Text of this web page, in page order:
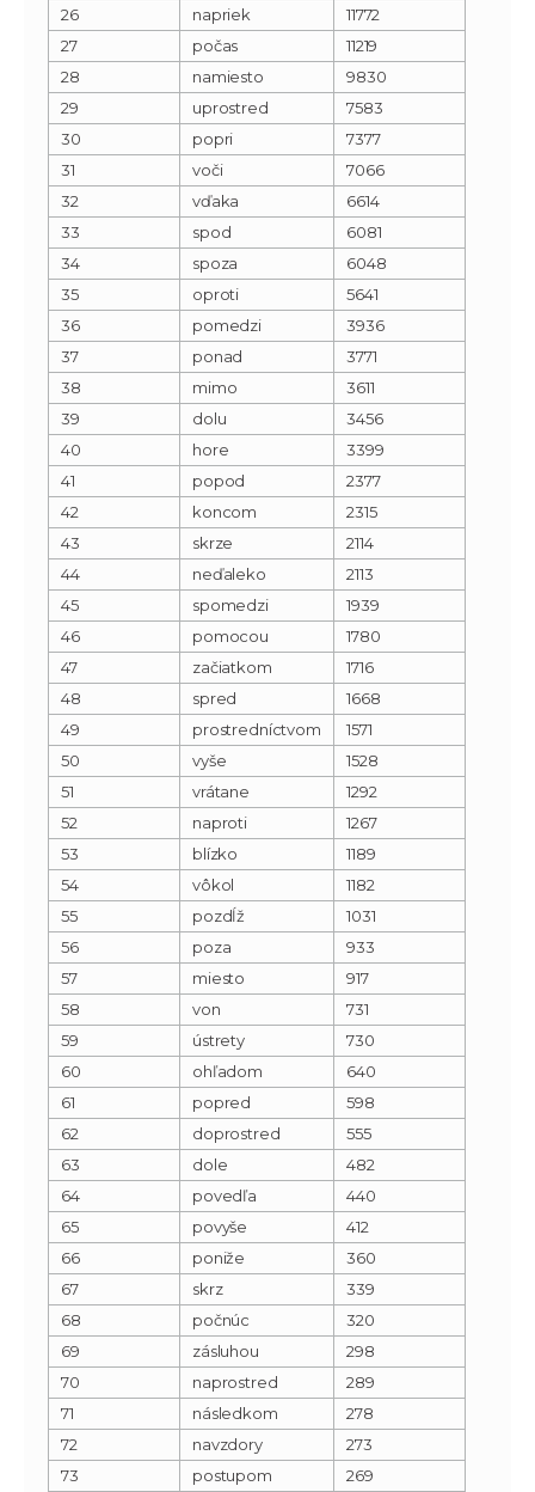
26
napriek
11772
27
počas
11219
28
namiesto
9830
29
uprostred
7583
30
popri
7377
31
voči
7066
32
vďaka
6614
33
spod
6081
34
spoza
6048
35
oproti
5641
36
pomedzi
3936
37
ponad
3771
38
mimo
3611
39
dolu
3456
40
hore
3399
41
popod
2377
42
koncom
2315
43
skrze
2114
44
neďaleko
2113
45
spomedzi
1939
46
pomocou
1780
47
začiatkom
1716
48
spred
1668
49
prostredníctvom
1571
50
vyše
1528
51
vrátane
1292
52
naproti
1267
53
blízko
1189
54
vôkol
1182
55
pozdĺž
1031
56
poza
933
57
miesto
917
58
von
731
59
ústrety
730
60
ohľadom
640
61
popred
598
62
doprostred
555
63
dole
482
64
povedľa
440
65
povyše
412
66
poniže
360
67
skrz
339
68
počnúc
320
69
zásluhou
298
70
naprostred
289
71
následkom
278
72
navzdory
273
73
postupom 269